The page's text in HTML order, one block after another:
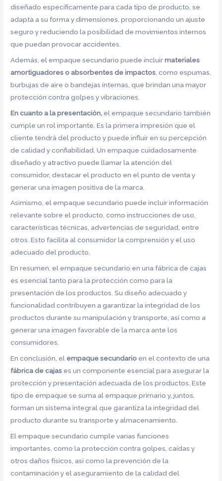
diseñado específicamente para cada tipo de producto, se
adapta a su forma y dimensiones, proporcionando un ajuste
seguro y reduciendo la posibilidad de movimientos internos
que puedan provocar accidentes.
Además, el empaque secundario puede incluirmateriales
amortiguadores o absorbentes de impactos , como espumas,
burbujas de aire o bandejas internas, que brindan una mayor
protección contra golpes y vibraciones.
En cuanto a la presentación, el empaque secundario también
cumple un rol importante. Es la primera impresión que el
cliente tendrá del producto y puede influir en su percepción
de calidad y confiabilidad. Un empaque cuidadosamente
diseñado y atractivo puede llamar la atención del
consumidor, destacar el producto en el punto de venta y
generar una imagen positiva de la marca.
Asimismo, el empaque secundario puede incluir información
relevante sobre el producto, como instrucciones de uso,
características técnicas, advertencias de seguridad, entre
otros. Esto facilita al consumidor la comprensión y el uso
adecuado del producto.
En resumen, el empaque secundario en una fábrica de cajas
es esencial tanto para la protección como para la
presentación de los productos. Su diseño adecuado y
funcionalidad contribuyen a garantizar la integridad de los
productos durante su manipulación y transporte, así como a
generar una imagen favorable de la marca ante los
consumidores.
En conclusión, el empaque secundario en el contexto de una
fábrica de cajas es un componente esencial para asegurar la
protección y presentación adecuada de los productos. Este
tipo de empaque se suma al empaque primario y, juntos,
forman un sistema integral que garantiza la integridad del
producto durante su transporte y almacenamiento.
El empaque secundario cumple varias funciones
importantes, como la protección contra golpes, caídas y
otros daños físicos, así como la prevención de la
contaminación y el aseguramiento de la calidad del